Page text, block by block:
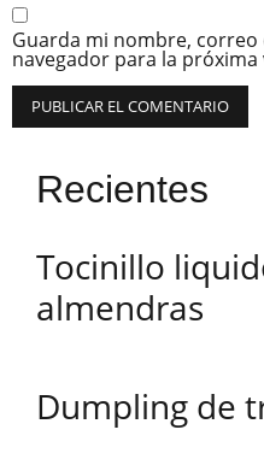
Guarda mi nombre,
navegador para la próxima
Recientes
Tocinillo
almendras
Dumpling de